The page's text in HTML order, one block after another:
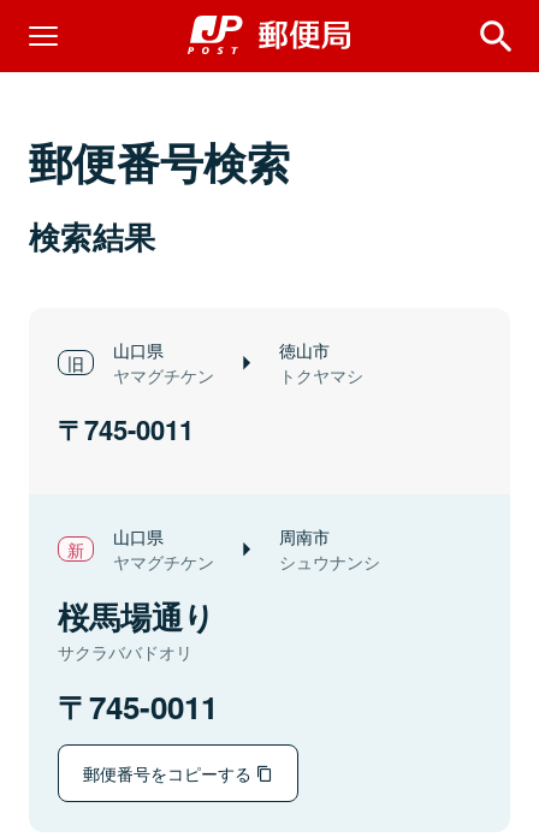
郵便番号検索
検索結果
山口県
ヤマグチケン
徳山市
トクヤマシ
745-0011
山口県
ヤマグチケン
周南市
シュウナンシ
桜馬場通り
サクラババドオリ
745-0011
郵便番号をコピーする